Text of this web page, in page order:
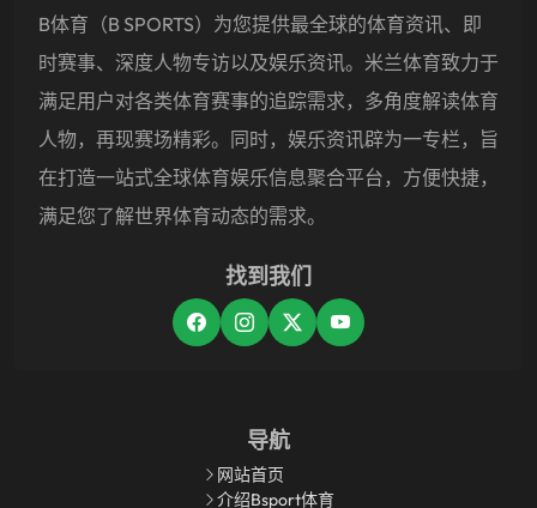
B体育（B SPORTS）为您提供最全球的体育资讯、即
时赛事、深度人物专访以及娱乐资讯。米兰体育致力于
满足用户对各类体育赛事的追踪需求，多角度解读体育
人物，再现赛场精彩。同时，娱乐资讯辟为一专栏，旨
在打造一站式全球体育娱乐信息聚合平台，方便快捷，
满足您了解世界体育动态的需求。
找到我们
导航
网站首页
介绍bsport体育